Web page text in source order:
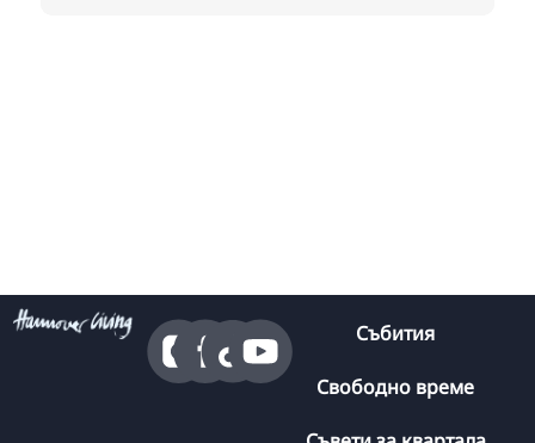
Събития
Свободно време